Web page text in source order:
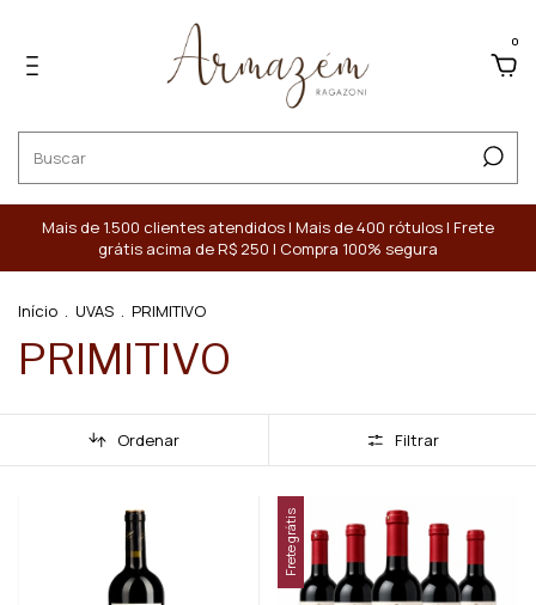
0
Mais de 1.500 clientes atendidos | Mais de 400 rótulos | Frete
grátis acima de R$ 250 | Compra 100% segura
Início . UVAS . PRIMITIVO
PRIMITIVO
Ordenar Filtrar
Frete grátis